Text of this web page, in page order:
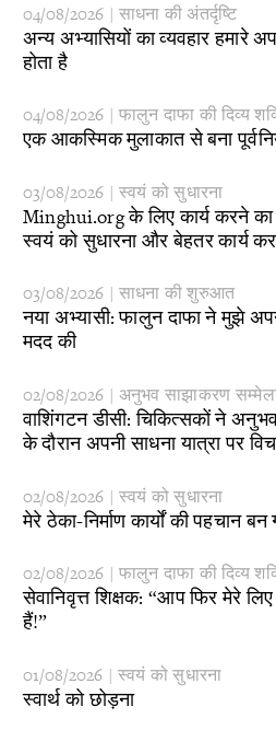
04/08/2026 | साधना की अंतर्दृष्टि
​अन्य अभ्यासियों का व्यवहार हमारे
होता है
04/08/2026 | फालुन दाफा की दिव्य
​एक आकस्मिक मुलाकात से बना
03/08/2026 | स्वयं को सुधारना
​Minghui.org के लिए कार्य करने
स्वयं को सुधारना और बेहतर कार्य
03/08/2026 | साधना की शुरुआत
नया अभ्यासी: फालुन दाफा ने मुझे
मदद की
02/08/2026 | अनुभव साझाकरण
​वाशिंगटन डीसी: चिकित्सकों ने
के दौरान अपनी साधना यात्रा पर
02/08/2026 | स्वयं को सुधारना
​मेरे ठेका-निर्माण कार्यों की पहचान
02/08/2026 | फालुन दाफा की दिव्य
​सेवानिवृत्त शिक्षक: “आप फिर मेरे
हैं!”
01/08/2026 | स्वयं को सुधारना
​स्वार्थ को छोड़ना